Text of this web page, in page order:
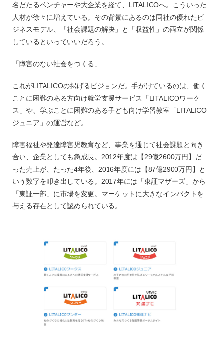
名だたるベンチャーや大企業を経て、LITALICOへ。こういった
人材が徐々に増えている。その背景にあるのは同社の優れたビ
ジネスモデル、「社会課題の解決」と「収益性」の両立が関係
しているといっていいだろう。
「障害のない社会をつくる」
これがLITALICOの掲げるビジョンだ。手がけているのは、働く
ことに困難のある方向け就労支援サービス「LITALICOワーク
ス」や、学ぶことに困難のある子ども向け学習教室「LITALICO
ジュニア」の運営など。
障害福祉や発達障害児教育など、事業を通じて社会課題と向き
合い、企業としても急成長。2012年度は【29億2600万円】だ
った売上が、たった4年後、2016年度には【87億2900万円】と
いう数字を叩き出している。2017年には「東証マザーズ」から
「東証一部」に市場を変更。マーケットに大きなインパクトを
与える存在として認められている。